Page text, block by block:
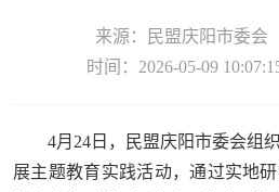
来源：民盟庆阳市委会
时间：2026-05-09
4月24日，民盟庆阳市委会组
展主题教育实践活动，通过实地